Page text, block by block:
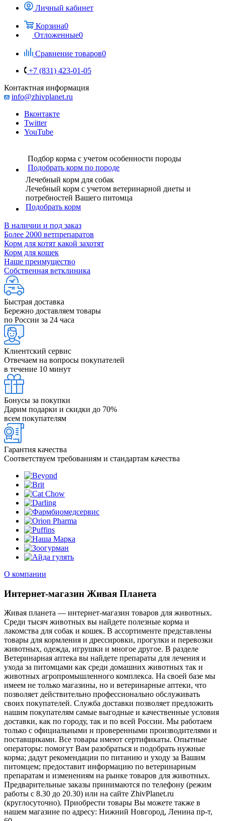
Личный кабинет
Корзина0
Отложенные0
Сравнение товаров0
+7 (831) 423-01-05
Контактная информация
info@zhivplanet.ru
Вконтакте
Twitter
YouTube
Подбор корма с учетом особенности породы
Подобрать корм по породе
Лечебный корм для собак
Лечебный корм с учетом ветеринарной диеты и
потребностей Вашего питомца
Подобрать корм
В наличии и под заказ
Более 2000 ветпрепаратов
Корм для котят какой захотят
Корм для кошек
Наше преимущество
Собственная ветклиника
Быстрая доставка
Бережно доставляем товары
по России за 24 часа
Клиентский сервис
Отвечаем на вопросы покупателей
в течение 10 минут
Бонусы за покупки
Дарим подарки и скидки до 70%
всем покупателям
Гарантия качества
Соответствуем требованиям и стандартам качества
О компании
Интернет-магазин Живая Планета
Живая планета — интернет-магазин товаров для животных.
Среди тысяч животных вы найдете полезные корма и
лакомства для собак и кошек. В ассортименте представлены
товары для кормления и дрессировки, прогулки и перевозки
животных, одежда, игрушки и многое другое. В разделе
Ветеринарная аптека вы найдете препараты для лечения и
ухода за питомцами как среди домашних животных так и
животных агропромышленного комплекса. На своей базе мы
имеем не только магазины, но и ветеринарные аптеки, что
позволяет действительно профессионально обслуживать
своих покупателей. Служба доставки позволяет предложить
нашим покупателям самые выгодные и качественные условия
доставки, как по городу, так и по всей России. Мы работаем
только с официальными и проверенными производителями и
поставщиками. Все товары имеют сертификаты. Опытные
операторы: помогут Вам разобраться и подобрать нужные
корма; дадут рекомендации по питанию и уходу за Вашим
питомцем; предоставит информацию по ветеринарным
препаратам и изменениям на рынке товаров для животных.
Предварительные заказы принимаются по телефону (режим
работы с 8.30 до 20.30) или на сайте ZhivPlanet.ru
(круглосуточно). Приобрести товары Вы можете также в
нашем магазине по адресу: Нижний Новгород, Ленина пр-т,